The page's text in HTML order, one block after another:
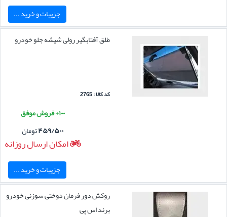
جزییات و خرید ...
طلق آفتابگیر رولی شیشه جلو خودرو
کد کالا : 2765
۱۰۰+ فروش موفق
۴۵۹/۵۰۰تومان
امکان ارسال روزانه
جزییات و خرید ...
روکش دور فرمان دوختی سوزنی خودرو
برند اس پی